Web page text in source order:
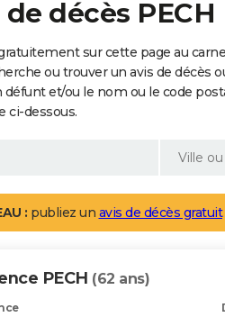
décès PECH
sur cette page au
ou trouver un avis de décès
défunt et/ou le nom ou le code
ci-dessous.
: publiez un avis de décès gratuit
PECH (62 ans)